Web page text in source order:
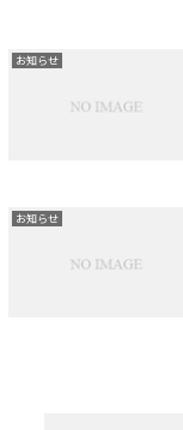
お知らせ
お知らせ